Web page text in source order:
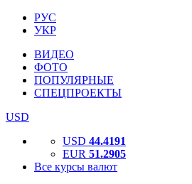
РУС
УКР
ВИДЕО
ФОТО
ПОПУЛЯРНЫЕ
СПЕЦПРОЕКТЫ
USD
USD 44.4191
EUR 51.2905
Все курсы валют